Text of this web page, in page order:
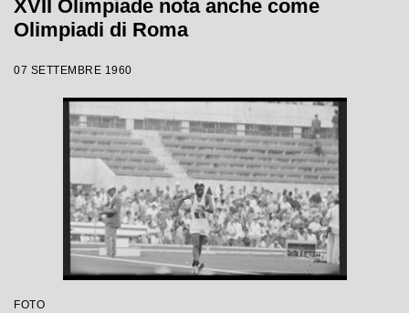
XVII Olimpiade nota anche come
Olimpiadi di Roma
07 SETTEMBRE 1960
FOTO